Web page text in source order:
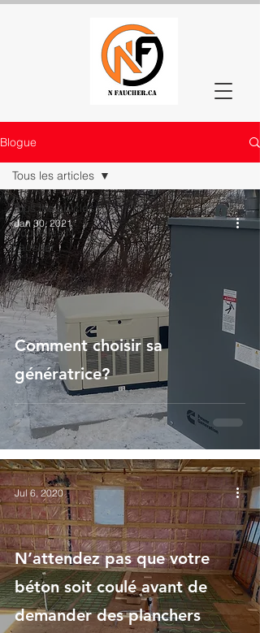
Blogue
Tous les articles
Nouvelles N
Faucher
Tous les articles
Comment choisir sa
génératrice?
Jan 30, 2021
N’attendez pas que votre
béton soit coulé avant de
demander des planchers
Jul 6, 2020